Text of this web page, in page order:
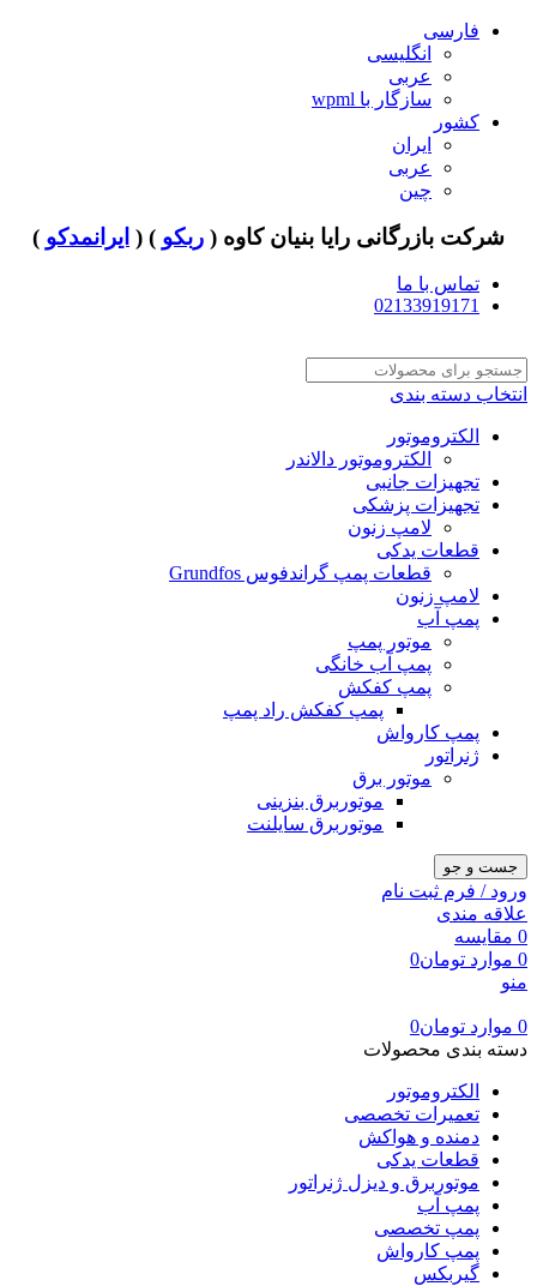
فارسی
انگلیسی
عربی
سازگار با wpml
کشور
ایران
عربی
چین
شرکت بازرگانی رایا بنیان کاوه ( ربکو ) ( ایرانمدکو )
تماس با ما
02133919171
انتخاب دسته بندی
الکتروموتور
الکتروموتور دالاندر
تجهیزات جانبی
تجهیزات پزشکی
لامپ زنون
قطعات یدکی
قطعات پمپ گراندفوس Grundfos
لامپ زنون
پمپ آب
موتور پمپ
پمپ آب خانگی
پمپ کفکش
پمپ کفکش راد پمپ
پمپ کارواش
ژنراتور
موتور برق
موتوربرق بنزینی
موتوربرق سایلنت
جست و جو
ورود / فرم ثبت نام
علاقه مندی
0 مقایسه
0 موارد تومان0
منو
0 موارد تومان0
دسته بندی محصولات
الکتروموتور
تعمیرات تخصصی
دمنده و هواکش
قطعات یدکی
موتوربرق و دیزل ژنراتور
پمپ آب
پمپ تخصصی
پمپ کارواش
گیربکس